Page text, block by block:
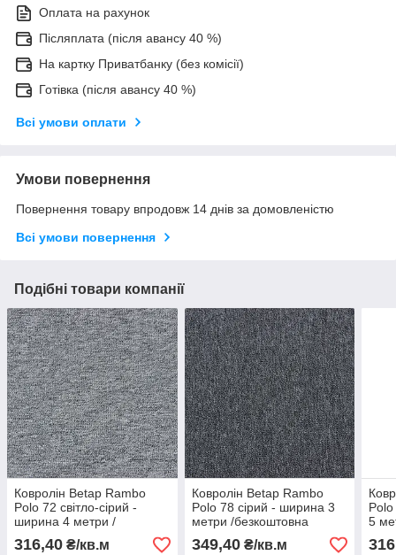
Оплата на рахунок
Післяплата (після авансу 40 %)
На картку Приватбанку (без комісії)
Готівка (після авансу 40 %)
Всі умови оплати
Умови повернення
Повернення товару впродовж 14 днів за домовленістю
Всі умови повернення
Подібні товари компанії
Ковролін Betap Rambo
Polo 72 світло-сірий -
ширина 4 метри /
безкоштовна доставка/
316,40 ₴/кв.м
Ковролін Betap Rambo
Polo 78 сірий - ширина 3
метри /безкоштовна
доставка/
349,40₴/кв.м
5